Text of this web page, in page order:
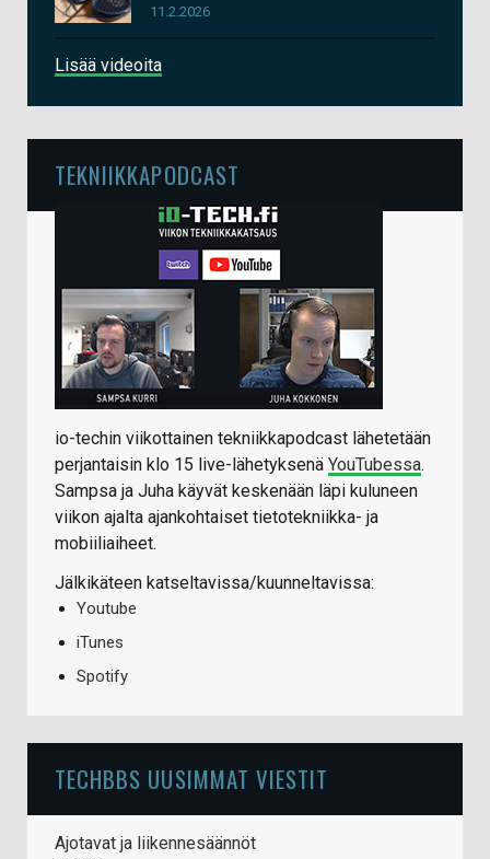
11.2.2026
Lisää videoita
TEKNIIKKAPODCAST
io-techin viikottainen tekniikkapodcast lähetetään
perjantaisin klo 15 live-lähetyksenä YouTubessa.
Sampsa ja Juha käyvät keskenään läpi kuluneen
viikon ajalta ajankohtaiset tietotekniikka- ja
mobiiliaiheet.
Jälkikäteen katseltavissa/kuunneltavissa:
Youtube
iTunes
Spotify
TECHBBS UUSIMMAT VIESTIT
Ajotavat ja liikennesäännöt